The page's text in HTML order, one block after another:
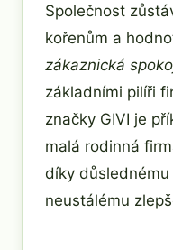
Společnost
kořenům a
zákaznická
základními pilíři
značky GIVI je
malá rodinná
díky
neustálému